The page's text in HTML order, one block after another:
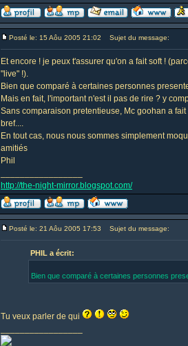
Posté le: 15 Aôu 2005 21:02 Sujet du message:
Et encore ! je peux t'assurer qu'on a fait soft !
"live" !).
Bien que comparé à certaines personnes
Mais en fait, l'important n'est il pas de rire ? y
Sans comparaison pretentieuse, Mc goohan a
bref....
En tout cas, nous nous sommes simplement
amitiés
Phil
http://the-night-mirror.blogspot.com/
Posté le: 21 Aôu 2005 17:53 Sujet du message:
PHIL a écrit:
Bien que comparé à certaines personnes
Tu veux parler de qui